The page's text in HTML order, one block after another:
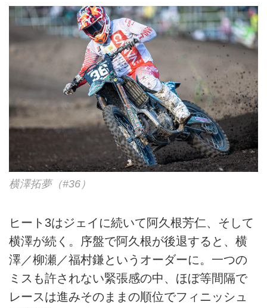
横澤拓夢（#36）
ヒート3はジェイに続いて阿久根芳仁、そして
横澤が続く。序盤で阿久根が後退すると、横
澤／柳瀬／福村鎌というオーダーに。一つの
ミスも許されない緊張感の中、ほぼ等間隔で
レースは進みそのままの順位でフィニッシュ